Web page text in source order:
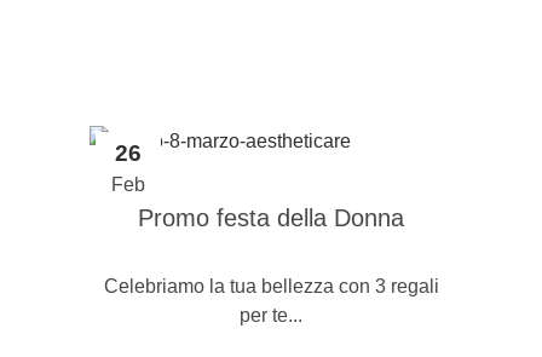
26
Feb
Promo festa della Donna
Celebriamo la tua bellezza con 3 regali
per te...